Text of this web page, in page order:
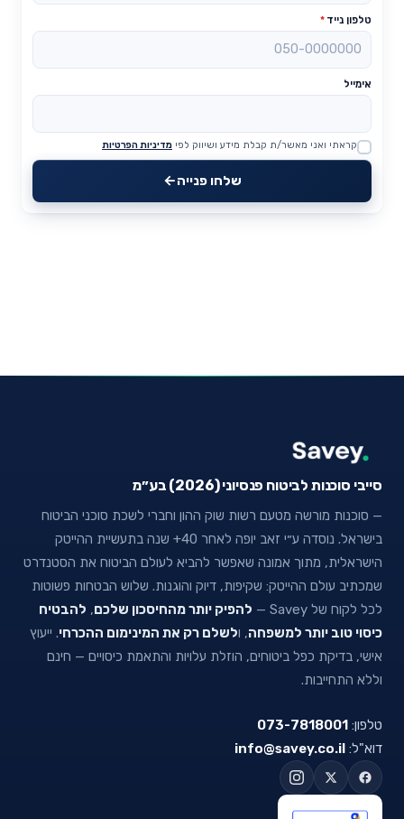
טלפון נייד *
אימייל
Website
קראתי ואני מאשר/ת קבלת מידע ושיווק לפי מדיניות הפרטיות
שלחו פנייה
סייבי סוכנות לביטוח פנסיוני (2026) בע״מ
— סוכנות מורשה מטעם רשות שוק ההון וחברי לשכת סוכני הביטוח
בישראל. נוסדה ע״י זאב יופה לאחר 40+ שנה בתעשיית ההייטק
הישראלית, מתוך אמונה שאפשר להביא לעולם הביטוח את הסטנדרט
שמכתיב עולם ההייטק: שקיפות, דיוק והוגנות. שלוש הבטחות פשוטות
לכל לקוח של Savey —
להפיק יותר מהחיסכון שלכם, להבטיח
כיסוי טוב יותר למשפחה, ולשלם רק את המינימום ההכרחי. ייעוץ
אישי, בדיקת כפל ביטוחים, הוזלת עלויות והתאמת כיסויים — חינם
וללא התחייבות.
טלפון: 073-7818001
דוא"ל: info@savey.co.il